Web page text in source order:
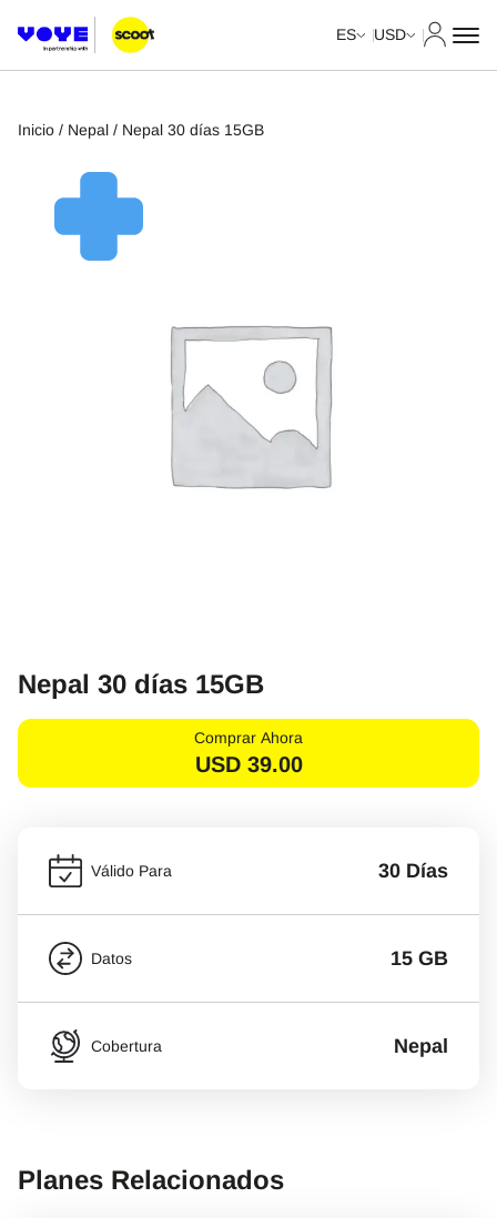
ES USD
Inicio / Nepal / Nepal 30 días 15GB
Nepal 30 días 15GB
Comprar Ahora
USD 39.00
Válido Para 30 Días
Datos 15 GB
Cobertura Nepal
Planes Relacionados